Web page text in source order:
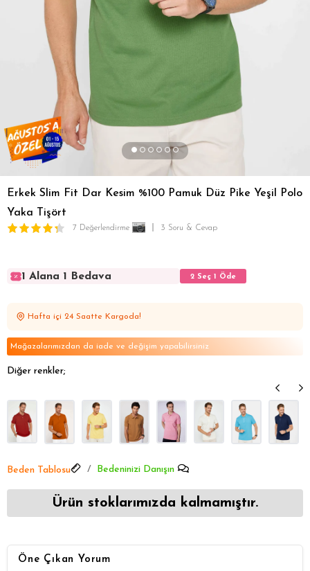
Erkek Slim Fit Dar Kesim %100 Pamuk Düz Pike Yeşil Polo
Yaka Tişört
7 Değerlendirme 3 Soru & Cevap
1 Alana 1 Bedava 2 Seç 1 Öde
1 Alana 1 Bedava
Hafta içi 24 Saatte Kargoda!
Mağazalarımızdan da iade ve değişim yapabilirsiniz
Diğer renkler;
Beden Tablosu Bedeninizi Danışın
Ürün stoklarımızda kalmamıştır.
Öne Çıkan Yorum